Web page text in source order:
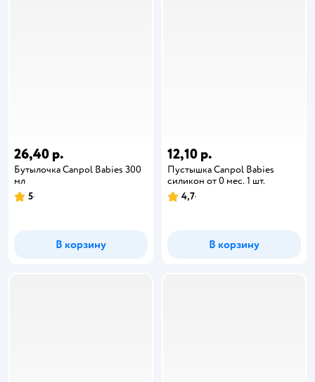
26,40 р.
Бутылочка Canpol Babies 300
мл
5
В корзину
12,10 р.
Пустышка Canpol Babies
силикон от 0 мес. 1 шт.
4,7
В корзину